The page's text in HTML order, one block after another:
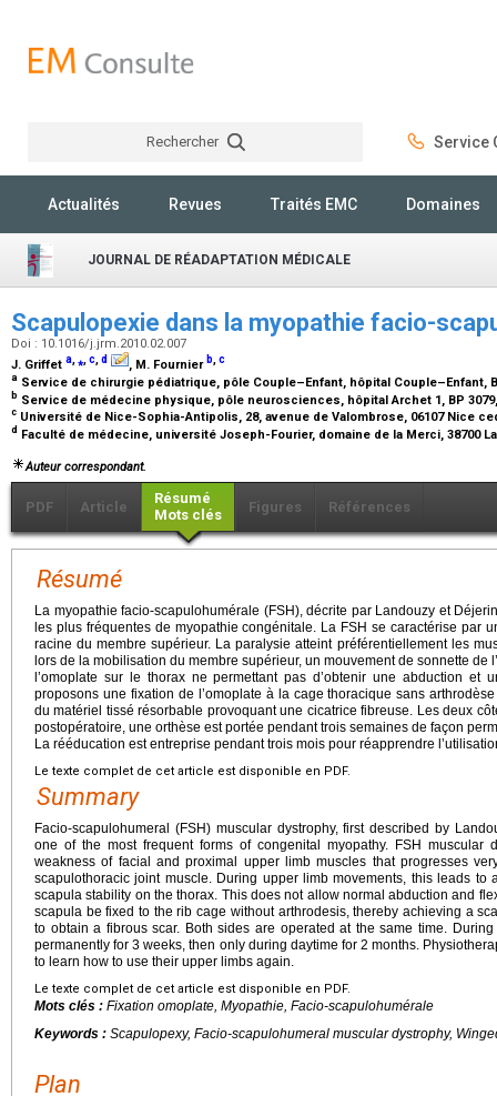
Rechercher Service
Actualités Revues Traités EMC Domaines
JOURNAL DE RÉADAPTATION MÉDICALE
Scapulopexie dans la myopathie facio-
Doi : 10.1016/j.jrm.2010.02.007
J. Griffet a,⁎,c,d , M. Fournier b,c
a Service de chirurgie pédiatrique, pôle Couple–Enfant, hôpital Couple–Enfant,
b Service de médecine physique, pôle neurosciences, hôpital Archet 1, BP
c Université de Nice-Sophia-Antipolis, 28, avenue de Valombrose, 06107 Nice
d Faculté de médecine, université Joseph-Fourier, domaine de la Merci, 38700
Auteur correspondant.
PDF Article
Résumé
Mots clés
Figures Références
Résumé
La myopathie facio-scapulohumérale (FSH), décrite par Landouzy et
les plus fréquentes de myopathie congénitale. La FSH se caractérise par
racine du membre supérieur. La paralysie atteint préférentiellement les
lors de la mobilisation du membre supérieur, un mouvement de sonnette de
l’omoplate sur le thorax ne permettant pas d’obtenir une abduction et
proposons une fixation de l’omoplate à la cage thoracique sans
du matériel tissé résorbable provoquant une cicatrice fibreuse. Les deux
postopératoire, une orthèse est portée pendant trois semaines de façon
La rééducation est entreprise pendant trois mois pour réapprendre
Le texte complet de cet article est disponible en PDF.
Summary
Facio-scapulohumeral (FSH) muscular dystrophy, first described by
one of the most frequent forms of congenital myopathy. FSH muscular
weakness of facial and proximal upper limb muscles that progresses
scapulothoracic joint muscle. During upper limb movements, this leads
scapula stability on the thorax. This does not allow normal abduction and
scapula be fixed to the rib cage without arthrodesis, thereby achieving a
to obtain a fibrous scar. Both sides are operated at the same time.
permanently for 3 weeks, then only during daytime for 2 months.
to learn how to use their upper limbs again.
Le texte complet de cet article est disponible en PDF.
Mots clés : Fixation omoplate, Myopathie, Facio-scapulohumérale
Keywords : Scapulopexy, Facio-scapulohumeral muscular dystrophy,
Plan